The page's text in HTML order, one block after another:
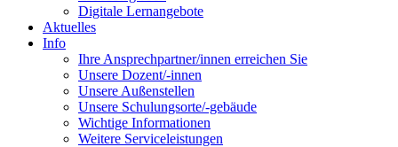
Digitale Lernangebote
Aktuelles
Info
Ihre Ansprechpartner/innen erreichen Sie
Unsere Dozent/-innen
Unsere Außenstellen
Unsere Schulungsorte/-gebäude
Wichtige Informationen
Weitere Serviceleistungen